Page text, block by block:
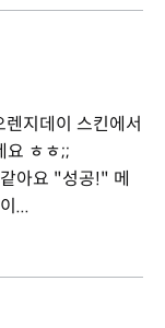
지데이 스킨에서
요 ㅎㅎ;;
아요 "성공!" 메
...